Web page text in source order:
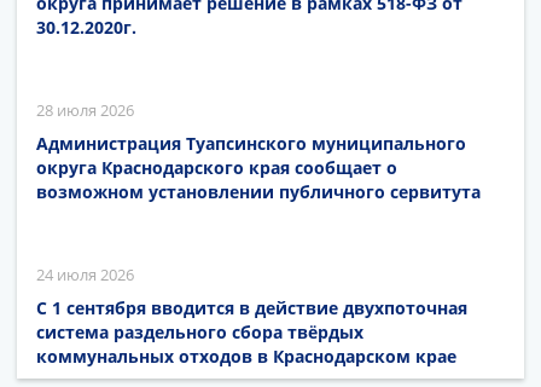
30.12.2020г.
28 июля 2026
Администрация Туапсинского муниципального
округа Краснодарского края сообщает о
возможном установлении публичного сервитута
24 июля 2026
С 1 сентября вводится в действие двухпоточная
система раздельного сбора твёрдых
коммунальных отходов в Краснодарском крае